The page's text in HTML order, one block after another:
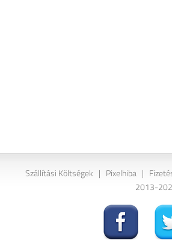
Szállítási Költségek | Pixelhiba |
2013-